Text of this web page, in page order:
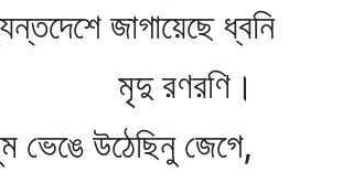
জাগায়েছে ধ্বনি
জেগে,